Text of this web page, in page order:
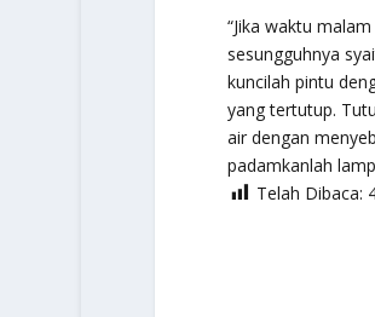
“Jika waktu
sesungguhnya
kuncilah pintu
yang tertutup.
air dengan
padamkanlah
Telah Dibaca: